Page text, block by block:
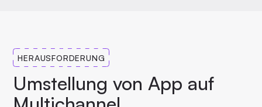
HERAUSFORDERUNG
Umstellung von App auf